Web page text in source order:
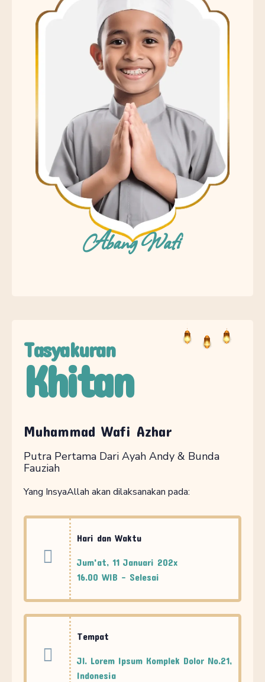
Abang Wafi
Tasyakuran
Khitan
Muhammad Wafi Azhar
Putra Pertama Dari Ayah Andy & Bunda
Fauziah
Yang InsyaAllah akan dilaksanakan pada:
Hari dan Waktu
Jum'at, 11 Januari 202x
16.00 WIB - Selesai
Tempat
Jl. Lorem Ipsum Komplek Dolor No.21,
Indonesia